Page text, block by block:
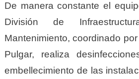
De manera constante el
División de
Mantenimiento, coordinado
Pulgar, realiza
embellecimiento de las